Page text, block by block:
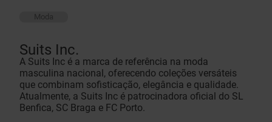
Moda
Suits Inc.
A Suits Inc é a marca de referência na moda
masculina nacional, oferecendo coleções versáteis
que combinam sofisticação, elegância e qualidade.
Atualmente, a Suits Inc é patrocinadora oficial do SL
Benfica, SC Braga e FC Porto.